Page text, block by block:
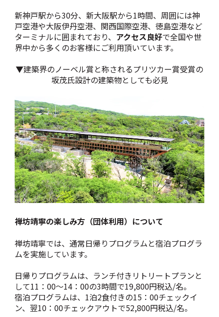
新神戸駅から30分、新大阪駅から1時間、周囲には神
戸空港や大阪伊丹空港、関西国際空港、徳島空港など
ターミナルに囲まれており、 アクセス良好で全国や世
界中から多くのお客様にご利用頂いています。
▼建築界のノーベル賞と称されるプリツカー賞受賞の
坂茂氏設計の建築物としても必見
禅坊靖寧の楽しみ方（団体利用）について
禅坊靖寧では、通常日帰りプログラムと宿泊プログラ
ムを実施しています。
日帰りプログラムは、ランチ付きリトリートプランと
して11：00～14：00の3時間で19,800円税込/名。
宿泊プログラムは、1泊2食付きの15：00チェックイ
ン、翌10：00チェックアウトで52,800円税込/名。